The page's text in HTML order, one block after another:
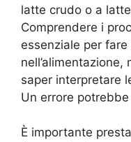
latte crudo o a
Comprendere i
essenziale per
saper interpretare
Un errore
È importante